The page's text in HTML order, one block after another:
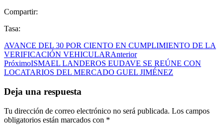
Compartir:
Tasa:
AVANCE DEL 30 POR CIENTO EN CUMPLIMIENTO DE LA
VERIFICACIÓN VEHICULARAnterior
PróximoISMAEL LANDEROS EUDAVE SE REÚNE CON
LOCATARIOS DEL MERCADO GUEL JIMÉNEZ
Deja una respuesta
Tu dirección de correo electrónico no será publicada. Los campos
obligatorios están marcados con *